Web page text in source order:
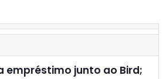
empréstimo junto ao Bird;